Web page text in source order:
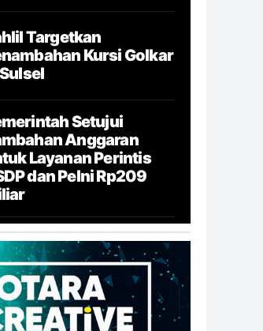
Targetkan
Kursi Golkar
Setujui
Anggaran
Layanan Perintis
dan Pelni Rp209